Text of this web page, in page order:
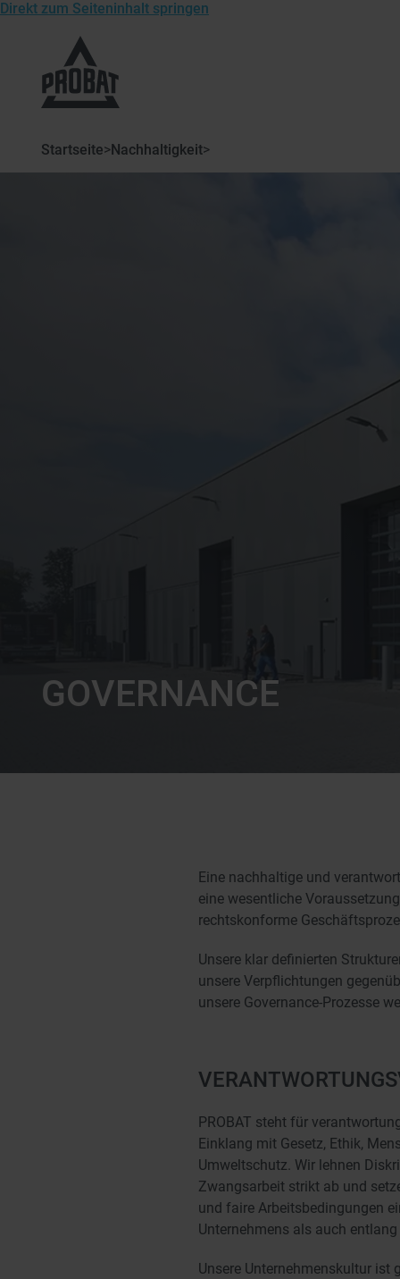
Direkt zum Seiteninhalt springen
von
Startseite>Nachhaltigkeit>
GOVERNANCE
Eine nachhaltige und
eine wesentliche
rechtskonforme
Unsere klar definierten
unsere Verpflichtungen
unsere Governance-Prozesse
PROBAT steht für
Einklang mit Gesetz, Ethik,
Umweltschutz. Wir lehnen
Zwangsarbeit strikt ab und
und faire Arbeitsbedingungen
Unternehmens als auch
Unsere Unternehmenskultur ist